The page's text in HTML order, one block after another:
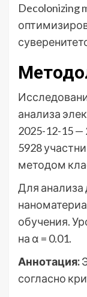
Decolonizing
анализа
2025-12-15
5928
методом
Для анализа
обучения.
на α = 0.01.
Аннотация:
согласно